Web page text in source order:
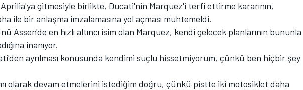
gitmesiyle birlikte, Ducati'nin Marquez'i terfi ettirme kararının,
ile bir anlaşma imzalamasına yol açması muhtemeldi.
Assen'de en hızlı altıncı isim olan Marquez, kendi gelecek planlarının bununla
inanıyor.
ayrılması konusunda kendimi suçlu hissetmiyorum, çünkü ben hiçbir şey
olarak devam etmelerini istediğim doğru, çünkü pistte iki motosiklet daha